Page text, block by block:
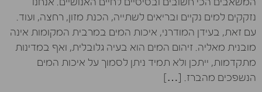
המשאבים הכי חשובים ובסיסיים לחיים האנושיים. אנחנו
נזקקים למים נקיים ובריאים לשתייה, הכנת מזון, רחצה, ועוד.
עם זאת, בעידן המודרני, איכות המים במרבית המקומות אינה
מובנית מאליה. זיהום המים הוא בעיה גלובלית, ואף במדינות
מתקדמות, ייתכן ולא תמיד ניתן לסמוך על איכות המים
הנשפכים מהברז. […]